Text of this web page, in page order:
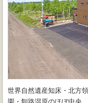
世界自然遺産知床・北方